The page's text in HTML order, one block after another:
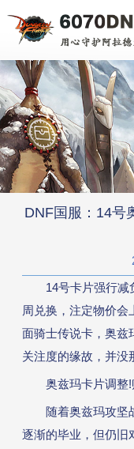
DNF
怀
旧
服
地
城
与
怀
旧
服
地
下
城
与
勇
士
怀
旧
服
DNF国服：14号
14号卡片强行减
周兑换，注定物价会
面骑士传说卡，奥兹
关注度的缘故，并没
奥兹玛卡片调整
随着奥兹玛攻坚
逐渐的毕业，但仍旧